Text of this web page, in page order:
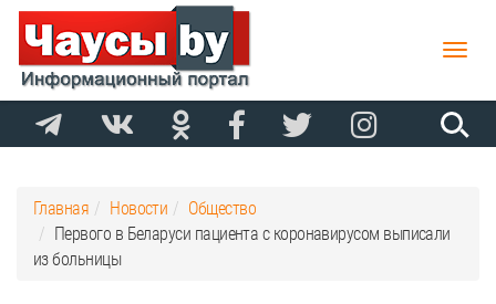
Toggle
Главная Новости
Общество
Первого в Беларуси пациента с коронавирусом выписали
из больницы